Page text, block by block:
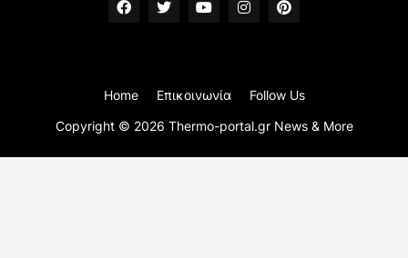
Copyright © 2026 Thermo-portal.gr News & More
Home Επικοινωνία Follow Us